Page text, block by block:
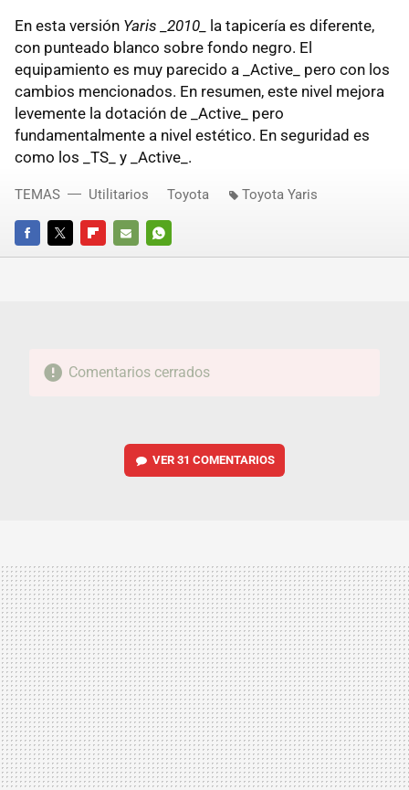
En esta versión Yaris _2010_ la tapicería es diferente,
con punteado blanco sobre fondo negro. El
equipamiento es muy parecido a _Active_ pero con los
cambios mencionados. En resumen, este nivel mejora
levemente la dotación de _Active_ pero
fundamentalmente a nivel estético. En seguridad es
como los _TS_ y _Active_.
FACEBOOKTWITTERFLIPBOARD
E-
WHATSAPP
TEMAS Utilitarios Toyota Toyota Yaris
Comentarios cerrados
VER 31 COMENTARIOS